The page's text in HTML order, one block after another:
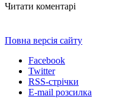
Читати коментарі
Повна версія сайту
Facebook
Twitter
RSS-стрічки
E-mail розсилка